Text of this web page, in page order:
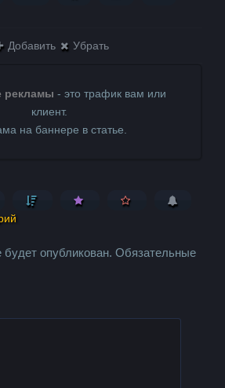
Добавить Убрать
рекламы - это трафик вам или
клиент.
на баннере в статье.
опубликован. Обязательные